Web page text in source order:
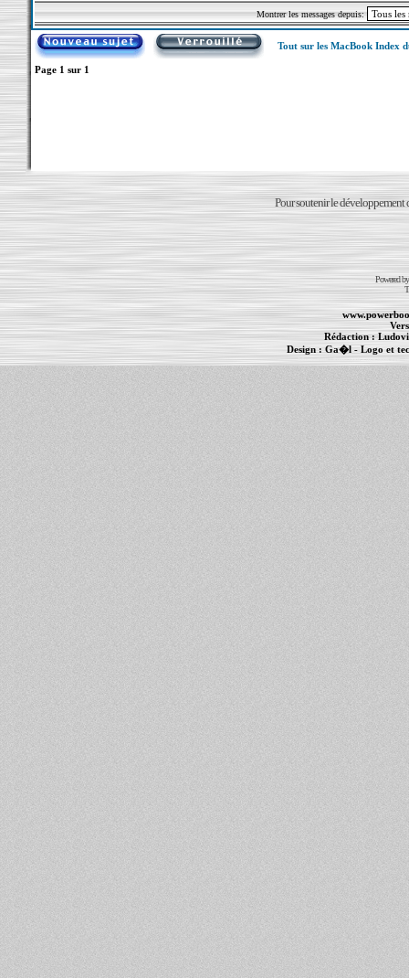
Montrer les messages depuis:
Tout sur les MacBook Index
Page 1 sur 1
Pour soutenir le développement
Powered
Rédaction :
Design : Ga�l- Logo et
Informations : PowerBook- MacBook Pro